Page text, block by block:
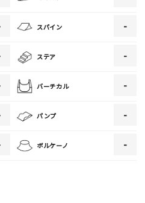
"写真の解説※任意]
モザイク処理を行います。
以上となります。
スパイン -
ステア -
バーチカル -
パンプ -
ボルケーノ -